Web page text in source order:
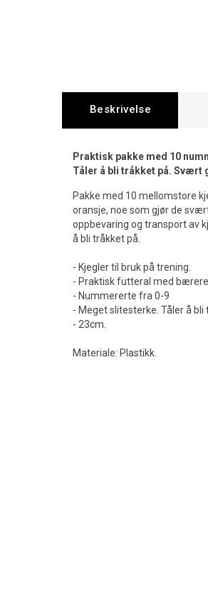
Beskrivelse
Praktisk pakke med 10
Tåler å bli tråkket på. Svært
Pakke med 10 mellomstore
oransje, noe som gjør de
oppbevaring og transport av
å bli tråkket på.
- Kjegler til bruk på trening.
- Praktisk futteral med
- Nummererte fra 0-9
- Meget slitesterke. Tåler å bli
- 23cm.
Materiale: Plastikk.